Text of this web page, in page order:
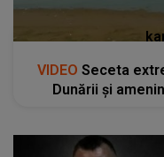
VIDEO Seceta
Dunării și